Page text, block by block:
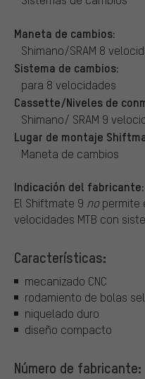
Maneta de cambios:
Shimano/SRAM 8
Sistema de cambios:
para 8 velocidades
Cassette/Niveles de
Shimano/ SRAM 9
Lugar de montaje
Maneta de cambios
Indicación del fabricante:
El Shiftmate 9 nopermite
velocidades MTB con
Características:
mecanizado CNC
rodamiento de bolas
niquelado duro
diseño compacto
Número de fabricante: